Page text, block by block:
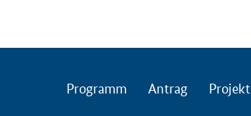
l
K
Programm Antrag Projekt